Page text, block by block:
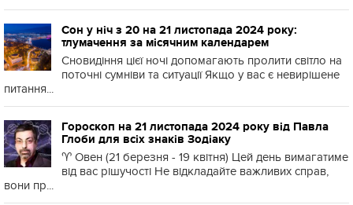
Сон у ніч з 20 на 21 листопада 2024 року:
тлумачення за місячним календарем
Сновидіння цієї ночі допомагають пролити світло на
поточні сумніви та ситуації Якщо у вас є невирішене
питання...
Гороскоп на 21 листопада 2024 року від Павла
Глоби для всіх знаків Зодіаку
♈️ Овен (21 березня - 19 квітня) Цей день вимагатиме
від вас рішучості Не відкладайте важливих справ,
вони пр...